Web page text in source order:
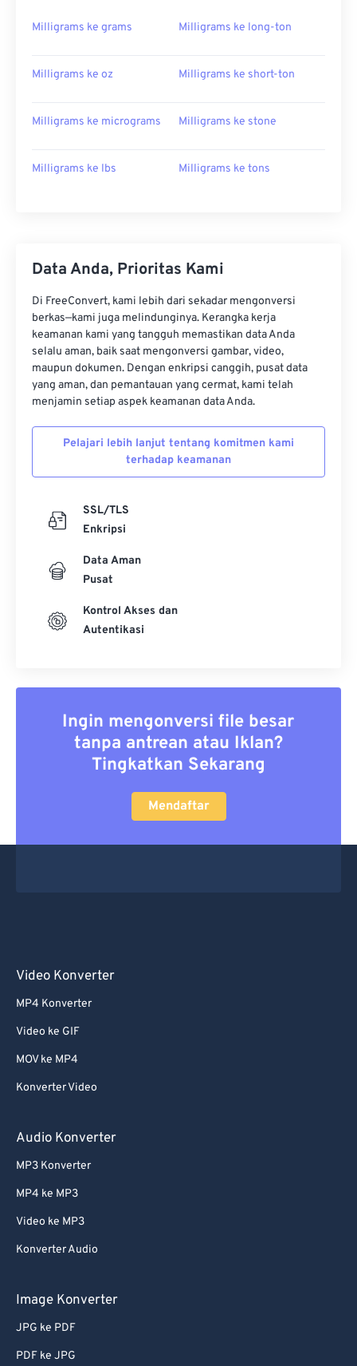
Milligrams ke grams Milligrams ke long-ton
Milligrams ke oz Milligrams ke short-ton
Milligrams ke micrograms Milligrams ke stone
Milligrams ke lbs Milligrams ke tons
Data Anda, Prioritas Kami
Di FreeConvert, kami lebih dari sekadar mengonversi
berkas—kami juga melindunginya. Kerangka kerja
keamanan kami yang tangguh memastikan data Anda
selalu aman, baik saat mengonversi gambar, video,
maupun dokumen. Dengan enkripsi canggih, pusat data
yang aman, dan pemantauan yang cermat, kami telah
menjamin setiap aspek keamanan data Anda.
Pelajari lebih lanjut tentang komitmen kami
terhadap keamanan
SSL/TLS
Enkripsi
Data Aman
Pusat
Kontrol Akses dan
Autentikasi
Ingin mengonversi file besar
tanpa antrean atau Iklan?
Tingkatkan Sekarang
Mendaftar
Video Konverter
MP4 Konverter
Video ke GIF
MOV ke MP4
Konverter Video
Audio Konverter
MP3 Konverter
MP4 ke MP3
Video ke MP3
Konverter Audio
Image Konverter
JPG ke PDF
PDF ke JPG